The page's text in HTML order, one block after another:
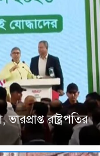
রাষ্ট্রপতির